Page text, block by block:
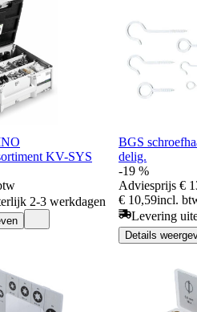
KV-SYS
2-3 werkdagen
BGS
delig.
-19 %
Adviesprijs €
€ 10,59incl.
Levering
Details